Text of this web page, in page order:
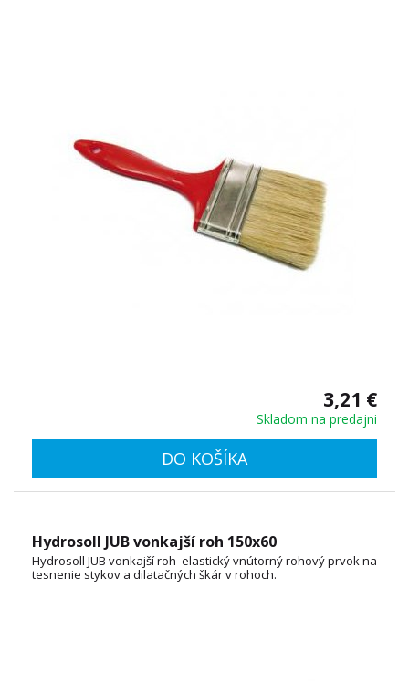
3,21 €
Skladom na predajni
DO KOŠÍKA
Hydrosoll JUB vonkajší roh 150x60
Hydrosoll JUB vonkajší roh elastický vnútorný rohový prvok na
tesnenie stykov a dilatačných škár v rohoch.